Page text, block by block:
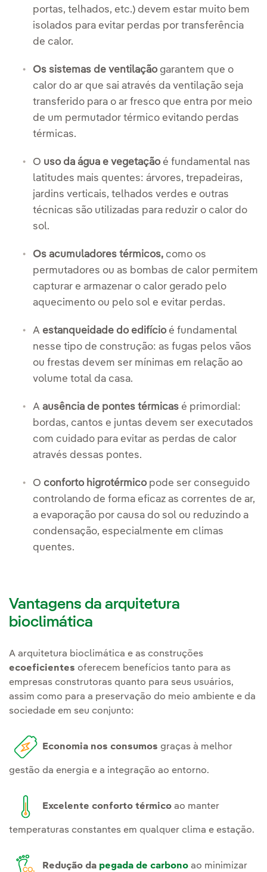
portas, telhados, etc.) devem estar muito bem
isolados para evitar perdas por transferência
de calor.
Os sistemas de ventilação garantem que o
calor do ar que sai através da ventilação seja
transferido para o ar fresco que entra por meio
de um permutador térmico evitando perdas
térmicas.
O uso da água e vegetação é fundamental nas
latitudes mais quentes: árvores, trepadeiras,
jardins verticais, telhados verdes e outras
técnicas são utilizadas para reduzir o calor do
sol.
Os acumuladores térmicos, como os
permutadores ou as bombas de calor permitem
capturar e armazenar o calor gerado pelo
aquecimento ou pelo sol e evitar perdas.
A estanqueidade do edifício é fundamental
nesse tipo de construção: as fugas pelos vãos
ou frestas devem ser mínimas em relação ao
volume total da casa.
A ausência de pontes térmicas é primordial:
bordas, cantos e juntas devem ser executados
com cuidado para evitar as perdas de calor
através dessas pontes.
O conforto higrotérmico pode ser conseguido
controlando de forma eficaz as correntes de ar,
a evaporação por causa do sol ou reduzindo a
condensação, especialmente em climas
quentes.
Vantagens da arquitetura
bioclimática
A arquitetura bioclimática e as construções
ecoeficientes oferecem benefícios tanto para as
empresas construtoras quanto para seus usuários,
assim como para a preservação do meio ambiente e da
sociedade em seu conjunto:
Economia nos consumos graças à melhor
gestão da energia e a integração ao entorno.
Excelente conforto térmico ao manter
temperaturas constantes em qualquer clima e estação.
Redução da pegada de carbono ao minimizar